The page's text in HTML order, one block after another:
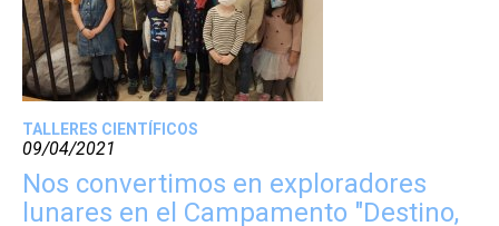
TALLERES CIENTÍFICOS
09/04/2021
Nos convertimos en exploradores
lunares en el Campamento "Destino,